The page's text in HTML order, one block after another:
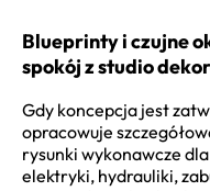
Blueprinty i czujne
spokój z studio
Gdy koncepcja jest
opracowuje
rysunki wykonawcze
elektryki, hydrauliki,